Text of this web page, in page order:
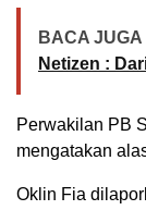
BACA JUGA
Netizen :
Perwakilan PB
mengatakan
Oklin Fia